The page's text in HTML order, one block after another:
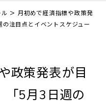
> 月初めで経済指標や政策発
注目点とイベントスケジュー
政策発表が目
5月3日週の